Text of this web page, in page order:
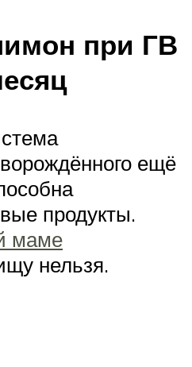
при ГВ
ещё
продукты.
маме
нельзя.